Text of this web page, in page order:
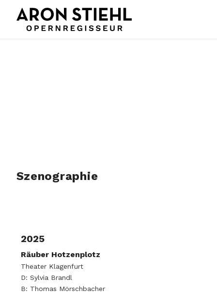
Szenographie
2025
Räuber Hotzenplotz
Theater Klagenfurt
D: Sylvia Brandl
B: Thomas Mörschbacher